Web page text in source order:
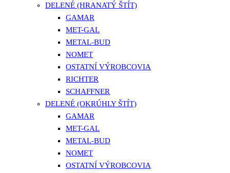
DELENÉ (HRANATÝ ŠTÍT)
GAMAR
MET-GAL
METAL-BUD
NOMET
OSTATNÍ VÝROBCOVIA
RICHTER
SCHAFFNER
DELENÉ (OKRÚHLY ŠTÍT)
GAMAR
MET-GAL
METAL-BUD
NOMET
OSTATNÍ VÝROBCOVIA